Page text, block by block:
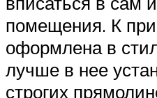
помещения. К
оформлена в
лучше в нее
строгих